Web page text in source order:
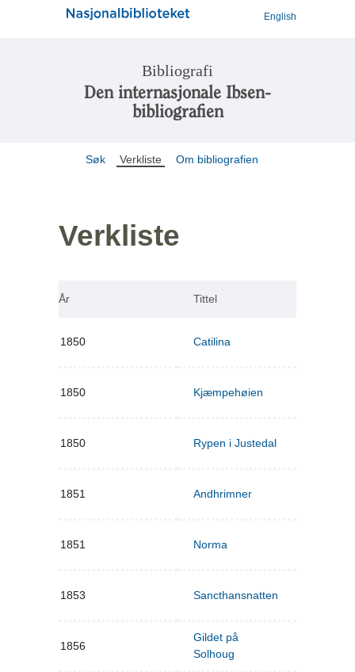
English
Bibliografi
Den internasjonale Ibsen-
bibliografien
Søk Verkliste Om bibliografien
Verkliste
År Tittel
1850 Catilina
1850 Kjæmpehøien
1850 Rypen i Justedal
1851 Andhrimner
1851 Norma
1853 Sancthansnatten
1856
Gildet på
Solhoug